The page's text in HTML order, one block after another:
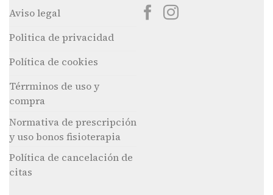
Aviso legal
Politica de privacidad
Política de cookies
Térrminos de uso y
compra
Normativa de prescripción
y uso bonos fisioterapia
Política de cancelación de
citas